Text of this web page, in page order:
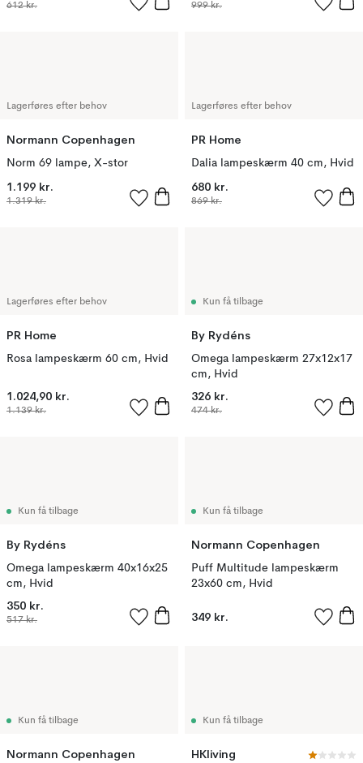
612 kr. 999 kr.
Lagerføres efter behov
Normann Copenhagen
Norm 69 lampe, X-stor
1.199 kr.
1.319 kr.
Lagerføres efter behov
PR Home
Dalia lampeskærm 40 cm, Hvid
680 kr.
869 kr.
Lagerføres efter behov
PR Home
Rosa lampeskærm 60 cm, Hvid
1.024,90 kr.
1.139 kr.
Kun få tilbage
By Rydéns
Omega lampeskærm 27x12x17
cm, Hvid
326 kr.
474 kr.
Kun få tilbage
By Rydéns
Omega lampeskærm 40x16x25
cm, Hvid
350 kr.
517 kr.
Kun få tilbage
Normann Copenhagen
Puff Multitude lampeskærm
23x60 cm, Hvid
349 kr.
Kun få tilbage
Normann Copenhagen
Kun få tilbage
HKliving